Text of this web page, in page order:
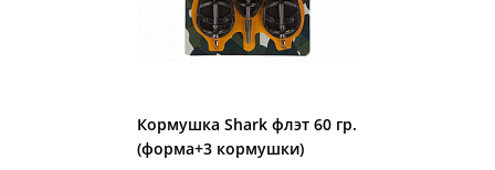
Кормушка Shark флэт 60 гр.
(форма+3 кормушки)